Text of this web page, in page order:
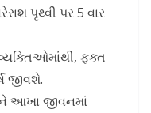
પૃથ્વી પર 5 વાર
ફક્ત
જીવશે.
આખા જીવનમાં